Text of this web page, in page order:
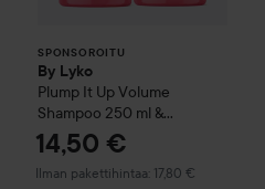
SPONSOROITU
By Lyko
Plump It UpVolume
Shampoo 250 ml &
Conditioner 250 ml
14,50 €
Ilman pakettihintaa: 17,80 €